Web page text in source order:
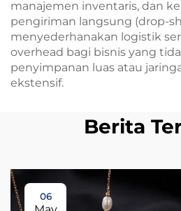
manajemen inventaris, dan
pengiriman langsung (drop-
menyederhanakan logistik
overhead bagi bisnis yang
penyimpanan luas atau
ekstensif.
Berita
06